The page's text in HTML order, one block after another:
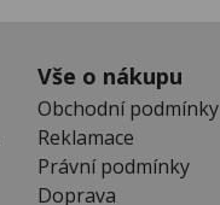
Vše o nákupu
Obchodní podmínky
Reklamace
Právní podmínky
Doprava